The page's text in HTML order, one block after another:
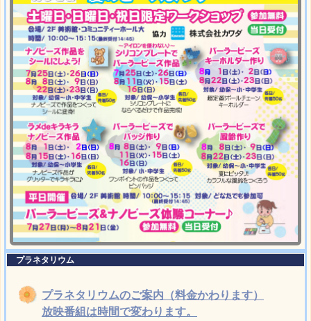
プラネタリウム
プラネタリウムのご案内（料金かわります）
放映番組は時間で変わります。